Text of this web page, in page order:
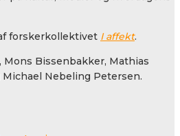
forskerkollektivet I affekt.
Mons Bissenbakker, Mathias
Michael Nebeling Petersen.